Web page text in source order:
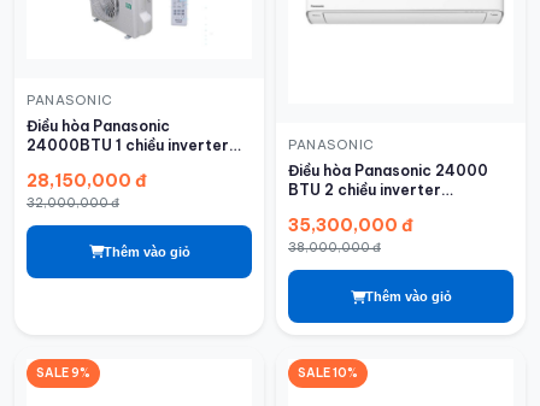
PANASONIC
Điều hòa Panasonic
24000BTU 1 chiều inverter
28,150,000 đ
32,000,000 đ
Thêm vào giỏ
PANASONIC
Điều hòa Panasonic 24000
BTU 2 chiều inverter
35,300,000 đ
38,000,000 đ
Thêm vào giỏ
SALE 9% SALE 10%